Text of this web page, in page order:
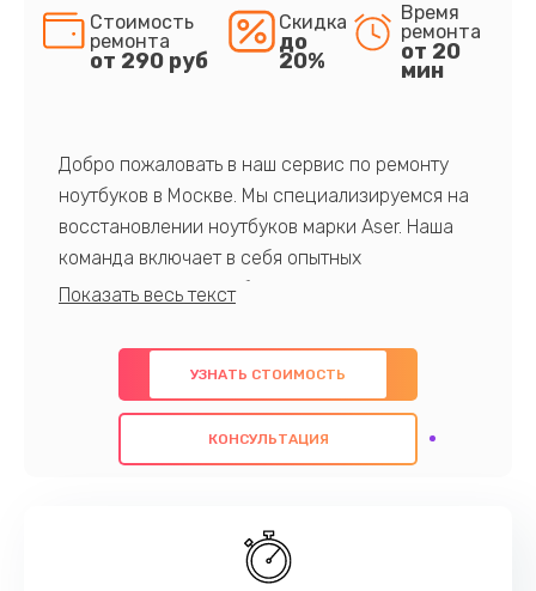
Стоимость
ремонта
от 290 руб
Скидка
до
20%
Время
ремонта
от 20
мин
Добро пожаловать в наш сервис по ремонту
ноутбуков в Москве. Мы специализируемся на
восстановлении ноутбуков марки Aser. Наша
команда включает в себя опытных
профессионалов с обширными знаниями и
предлагаем быстрый и качественный ремонт с
использованием оригинальных компонентов, а
также гарантируем качество всех
проведенных работ. Наша цель - предоставить
наилучшим образом. Не медлите записаться на
УЗНАТЬ СТОИМОСТЬ
КОНСУЛЬТАЦИЯ